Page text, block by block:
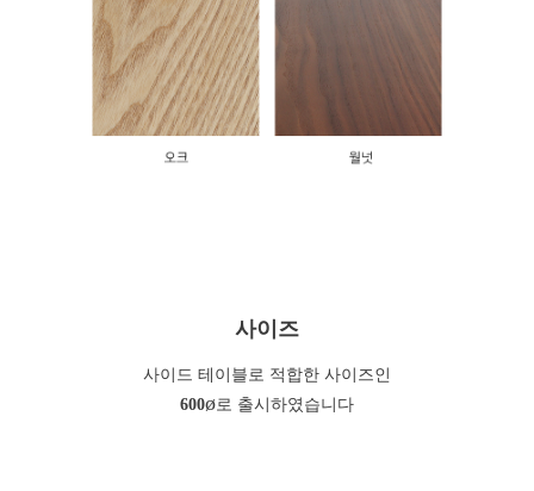
사이즈
사이드 테이블로 적합한 사이즈인
600ø로 출시하였습니다